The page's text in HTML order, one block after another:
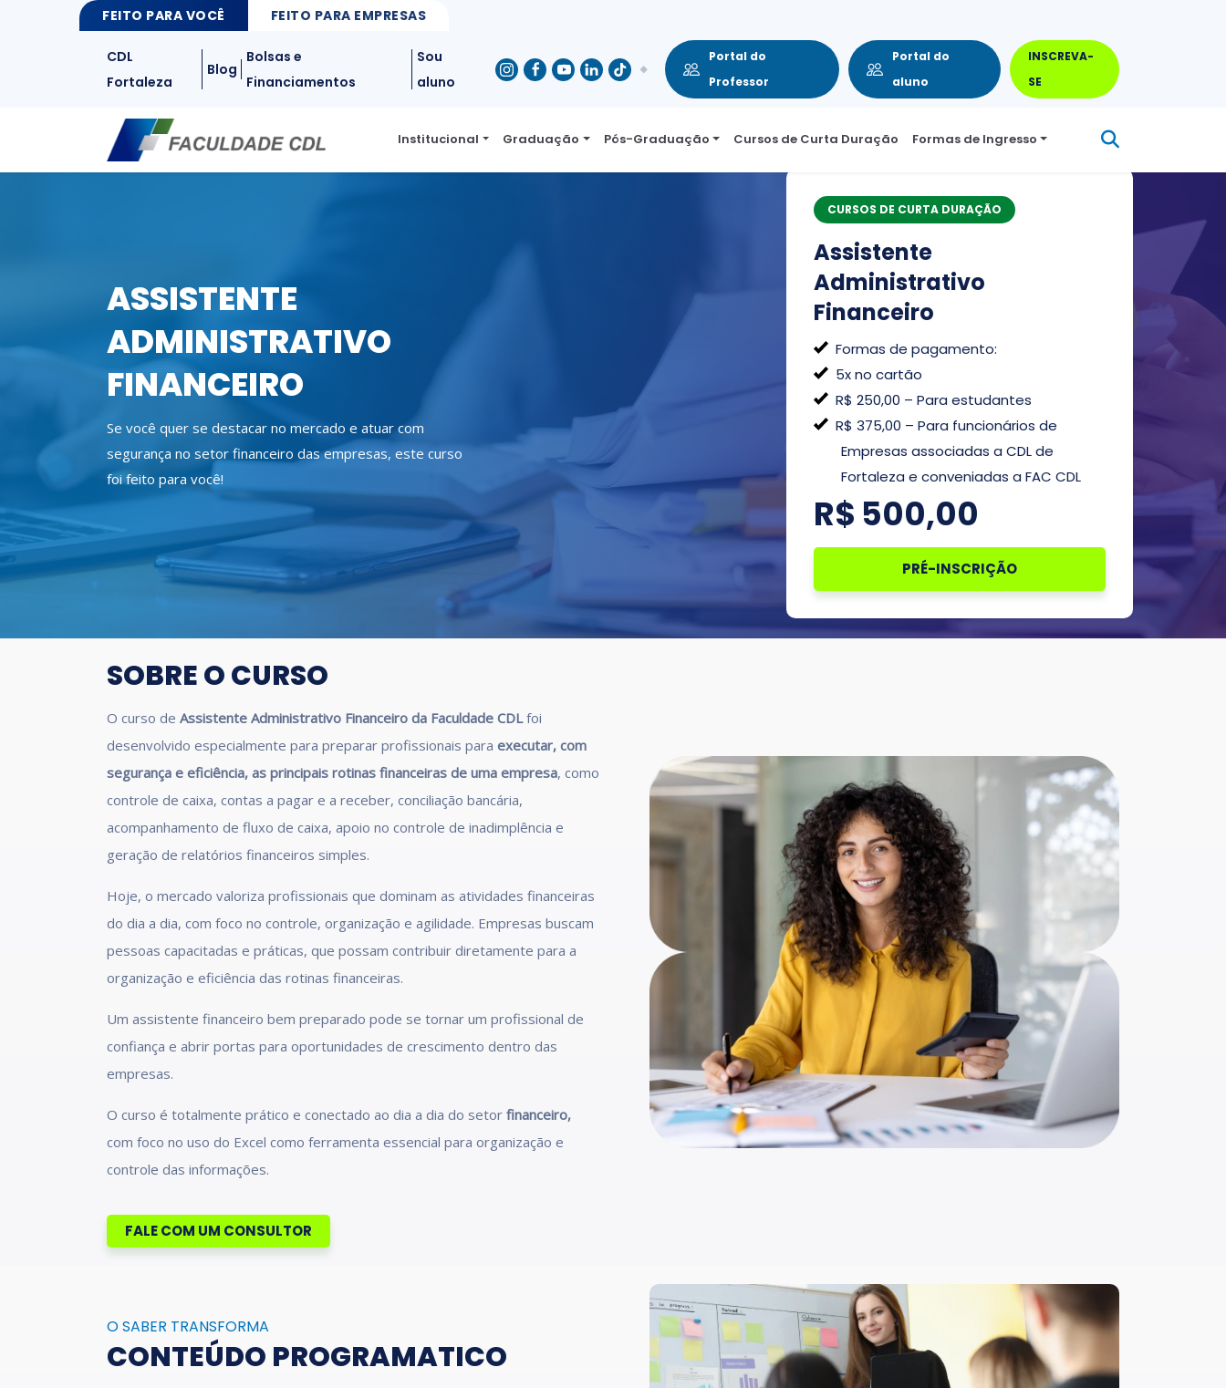
FEITO PARA VOCÊ FEITO PARA EMPRESAS
CDL
Fortaleza
Blog
Bolsas e
Financiamentos
Sou
aluno
Portal do
Professor
Portal do
aluno
INSCREVA-
SE
Institucional Graduação Pós-Graduação Cursos de Curta Duração Formas de Ingresso
FEITO PARA VOCÊ
ASSISTENTE
ADMINISTRATIVO
FINANCEIRO
Se você quer se destacar no mercado e atuar com
segurança no setor financeiro das empresas, este curso
foi feito para você!
CURSOS DE CURTA DURAÇÃO
Assistente
Administrativo
Financeiro
Formas de pagamento:
5x no cartão
R$ 250,00 – Para estudantes
R$ 375,00 – Para funcionários de
Empresas associadas a CDL de
Fortaleza e conveniadas a FAC CDL
R$ 500,00
PRÉ-INSCRIÇÃO
SOBRE O CURSO
O curso de Assistente Administrativo Financeiro da Faculdade CDLfoi
desenvolvido especialmente para preparar profissionais para executar, com
segurança e eficiência, as principais rotinas financeiras de uma empresa, como
controle de caixa, contas a pagar e a receber, conciliação bancária,
acompanhamento de fluxo de caixa, apoio no controle de inadimplência e
geração de relatórios financeiros simples.
Hoje, o mercado valoriza profissionais que dominam as atividades financeiras
do dia a dia, com foco no controle, organização e agilidade. Empresas buscam
pessoas capacitadas e práticas, que possam contribuir diretamente para a
organização e eficiência das rotinas financeiras.
Um assistente financeiro bem preparado pode se tornar um profissional de
confiança e abrir portas para oportunidades de crescimento dentro das
empresas.
O curso é totalmente prático e conectado ao dia a dia do setor financeiro,
com foco no uso do Excel como ferramenta essencial para organização e
controle das informações.
FALE COM UM CONSULTOR
O SABER TRANSFORMA
CONTEÚDO PROGRAMATICO